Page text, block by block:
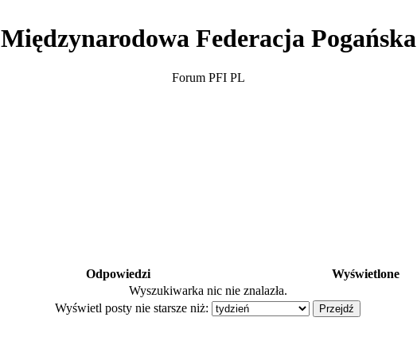
Międzynarodowa Federacja Pogańska
Forum PFI PL
Odpowiedzi Wyświetlone
Wyszukiwarka nic nie znalazła.
Wyświetl posty nie starsze niż: